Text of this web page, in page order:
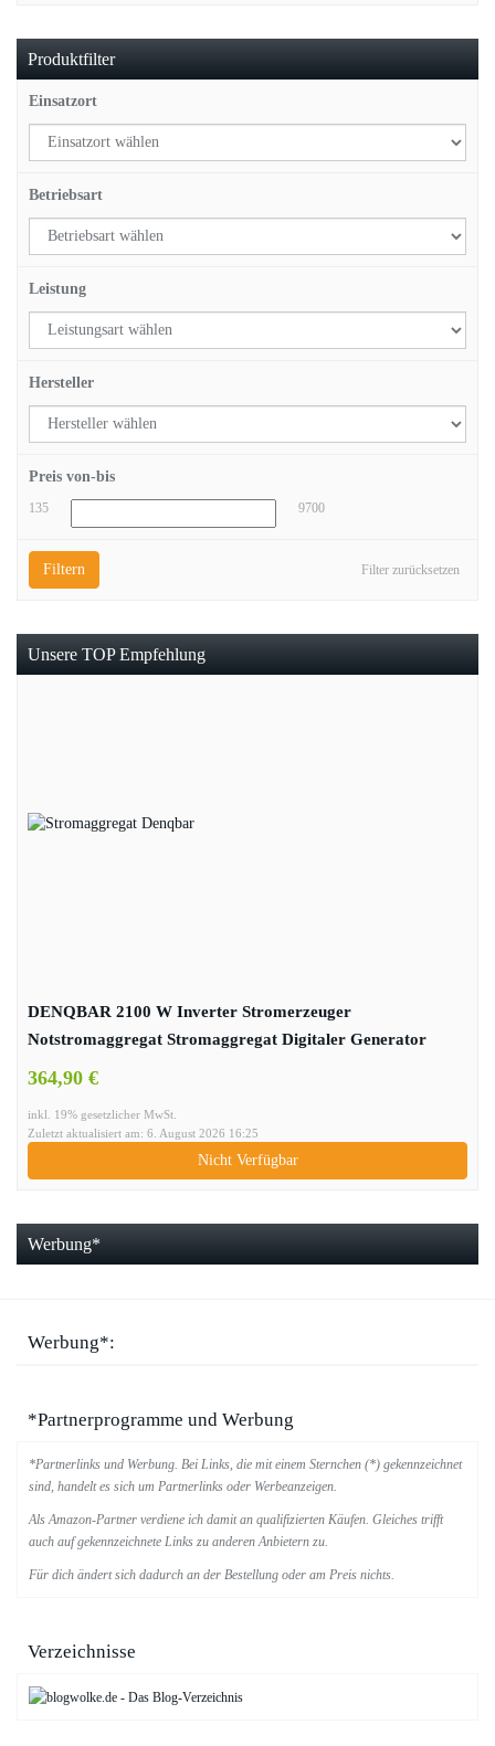
Produktfilter
Einsatzort
Betriebsart
Leistung
Hersteller
Preis von-bis
135 9700
Filter zurücksetzen
Filtern
Unsere TOP Empfehlung
DENQBAR 2100 W Inverter Stromerzeuger
Notstromaggregat Stromaggregat Digitaler Generator
364,90 €
inkl. 19% gesetzlicher MwSt.
Zuletzt aktualisiert am: 6. August 2026 16:25
Nicht Verfügbar
Werbung*
Werbung*:
*Partnerprogramme und Werbung
*Partnerlinks und Werbung. Bei Links, die mit einem Sternchen (*) gekennzeichnet
sind, handelt es sich um Partnerlinks oder Werbeanzeigen.
Als Amazon-Partner verdiene ich damit an qualifizierten Käufen. Gleiches trifft
auch auf gekennzeichnete Links zu anderen Anbietern zu.
Für dich ändert sich dadurch an der Bestellung oder am Preis nichts.
Verzeichnisse